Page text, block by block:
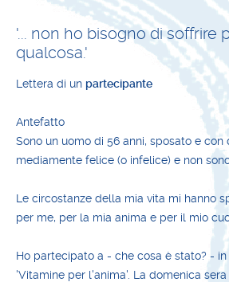
'... non ho bisogno di soffrire
qualcosa.'
Lettera di un partecipante
Antefatto
Sono un uomo di 56 anni, sposato e con
mediamente felice (o infelice) e non
Le circostanze della mia vita mi hanno
per me, per la mia anima e per il mio
Ho partecipato a - che cosa è stato? -
'Vitamine per l'anima'. La domenica